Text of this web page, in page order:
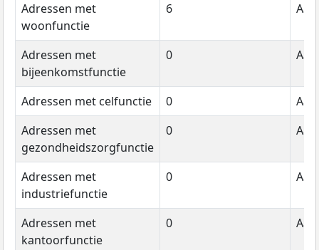
Adressen met
woonfunctie
6
Adressen met
bijeenkomstfunctie
0
Adressen met celfunctie 0
Adressen met
gezondheidszorgfunctie
0
Adressen met
industriefunctie
0
Adressen met
kantoorfunctie
0